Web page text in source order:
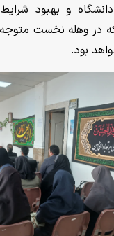
و بهبود
در وهله نخست
بود.